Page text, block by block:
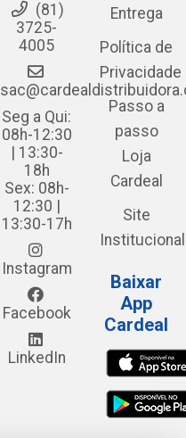
(81)
3725-
4005
Seg a Qui:
08h-12:30
| 13:30-
18h
Sex: 08h-
12:30 |
13:30-17h
Instagram
Facebook
LinkedIn
Entrega
Política de
Privacidade
Passo a
passo
Loja
Cardeal
Site
Institucional
Baixar
App
Cardeal